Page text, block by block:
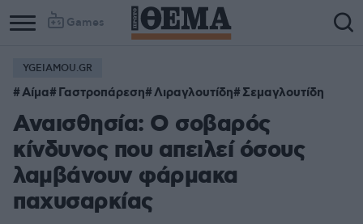
Games
YGEIAMOU.GR
Αίμα Γαστροπάρεση Λιραγλουτίδη Σεμαγλουτίδη
Αναισθησία: Ο σοβαρός
κίνδυνος που απειλεί όσους
λαμβάνουν φάρμακα
παχυσαρκίας